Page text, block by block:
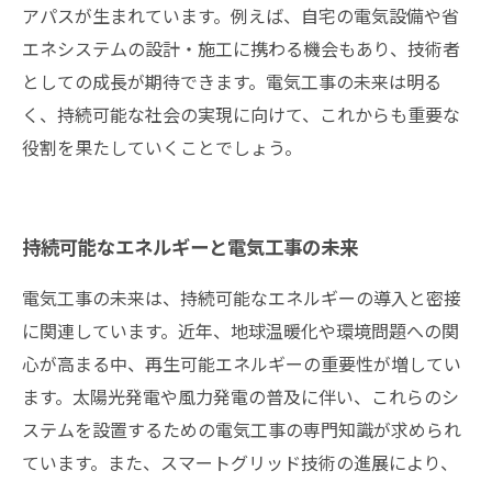
アパスが生まれています。例えば、自宅の電気設備や省
エネシステムの設計・施工に携わる機会もあり、技術者
としての成長が期待できます。電気工事の未来は明る
く、持続可能な社会の実現に向けて、これからも重要な
役割を果たしていくことでしょう。
持続可能なエネルギーと電気工事の未来
電気工事の未来は、持続可能なエネルギーの導入と密接
に関連しています。近年、地球温暖化や環境問題への関
心が高まる中、再生可能エネルギーの重要性が増してい
ます。太陽光発電や風力発電の普及に伴い、これらのシ
ステムを設置するための電気工事の専門知識が求められ
ています。また、スマートグリッド技術の進展により、